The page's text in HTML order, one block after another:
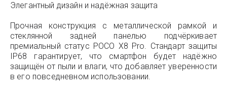
Элегантный дизайн и надёжная защита
Прочная конструкция с металлической рамкой и
стеклянной задней панелью подчёркивает
премиальный статус POCO X8 Pro. Стандарт защиты
IP68 гарантирует, что смартфон будет надёжно
защищён от пыли и влаги, что добавляет уверенности
в его повседневном использовании.